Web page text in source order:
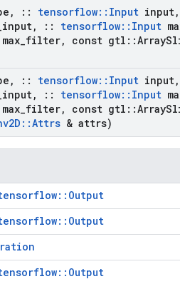
, :: tensorflow:: Input input,
input, :: tensorflow:: Input
max filter, const gtl ::Array
, :: tensorflow:: Input input,
input, :: tensorflow:: Input
max filter, const gtl ::Array
::Attrs & attrs)